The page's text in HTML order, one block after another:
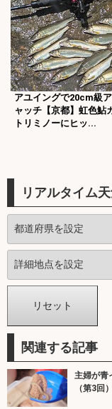
アユイングで20cm級
ャッチ【京都】虹色鮎
トリミノーにヒッ...
リアルタイム
関連する記事
主婦が青
（第3回）